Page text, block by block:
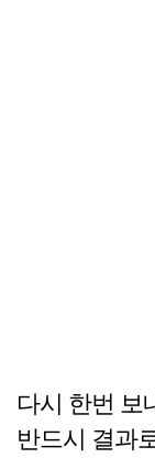
다시 한번 보
반드시 결과